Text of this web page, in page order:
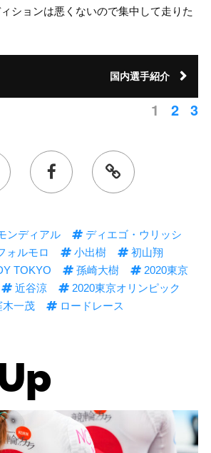
ションは悪くないので集中して走りた
国内選手紹介
1 2 3
ンディアル
ディエゴ・ウリッシ
ォルモロ
小出樹
初山翔
TOKYO
孫崎大樹
2020東京
近谷涼
2020東京オリンピック
木一茂
ロードレース